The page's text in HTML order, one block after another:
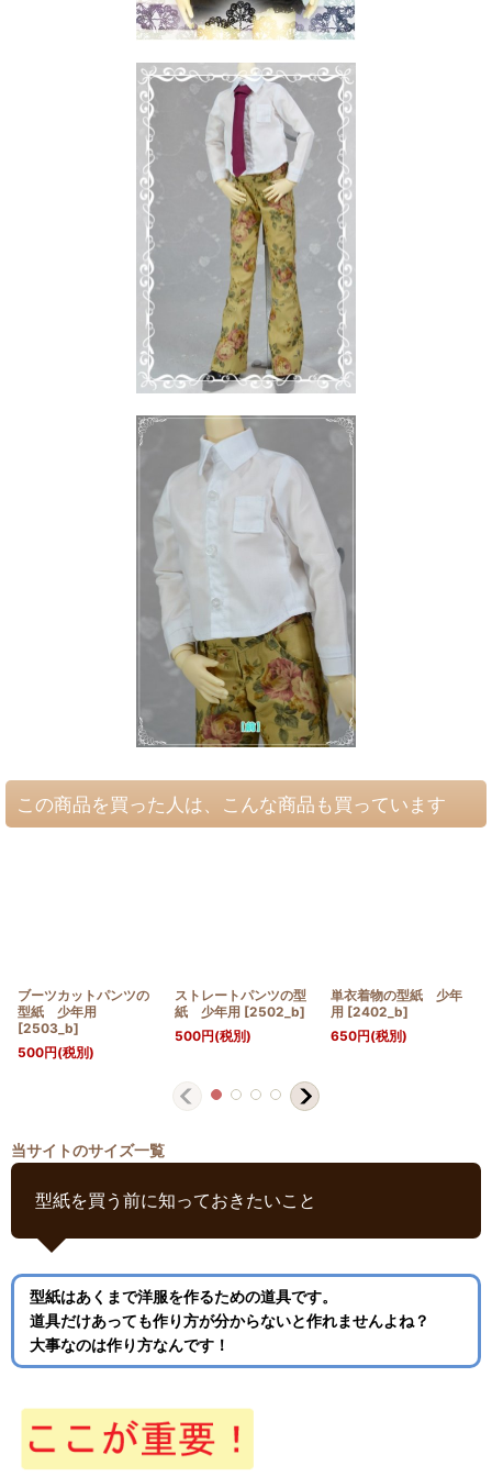
この商品を買った人は、こんな商品も買っています
ブーツカットパンツの
型紙 少年用
[2503_b]
500円(税別)
ストレートパンツの型
紙 少年用 [2502_b]
500円(税別)
単衣着物の型紙 少年
用 [2402_b]
650円(税別)
当サイトのサイズ一覧
型紙を買う前に知っておきたいこと
型紙はあくまで洋服を作るための道具です。
道具だけあっても作り方が分からないと作れませんよね？
大事なのは作り方なんです！